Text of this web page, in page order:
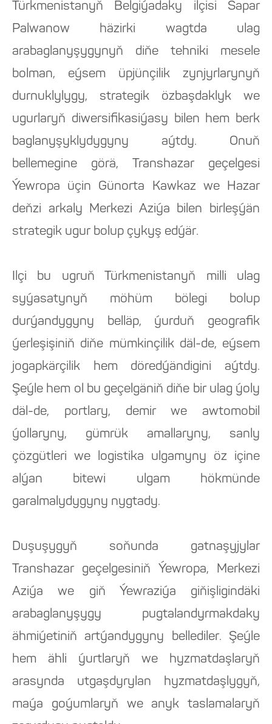
Türkmenistanyň Belgiýadaky ilçisi Sapar
Palwanow häzirki wagtda ulag
arabaglanyşygynyň diňe tehniki mesele
bolman, eýsem üpjünçilik zynjyrlarynyň
durnuklylygy, strategik özbaşdaklyk we
ugurlaryň diwersifikasiýasy bilen hem berk
baglanyşyklydygyny aýtdy. Onuň
bellemegine görä, Transhazar geçelgesi
Ýewropa üçin Günorta Kawkaz we Hazar
deňzi arkaly Merkezi Aziýa bilen birleşýän
strategik ugur bolup çykyş edýär.
Ilçi bu ugruň Türkmenistanyň milli ulag
syýasatynyň möhüm bölegi bolup
durýandygyny belläp, ýurduň geografik
ýerleşişiniň diňe mümkinçilik däl-de, eýsem
jogapkärçilik hem döredýändigini aýtdy.
Şeýle hem ol bu geçelgäniň diňe bir ulag ýoly
däl-de, portlary, demir we awtomobil
ýollaryny, gümrük amallaryny, sanly
çözgütleri we logistika ulgamyny öz içine
alýan bitewi ulgam hökmünde
garalmalydygyny nygtady.
Duşuşygyň soňunda gatnaşyjylar
Transhazar geçelgesiniň Ýewropa, Merkezi
Aziýa we giň Ýewraziýa giňişligindäki
arabaglanyşygy pugtalandyrmakdaky
ähmiýetiniň artýandygyny bellediler. Şeýle
hem ähli ýurtlaryň we hyzmatdaşlaryň
arasynda utgaşdyrylan hyzmatdaşlygyň,
maýa goýumlaryň we anyk taslamalaryň